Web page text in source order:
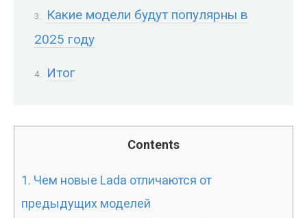
Какие модели будут популярны в
2025 году
Итог
Contents
1. Чем новые Lada отличаются от
предыдущих моделей